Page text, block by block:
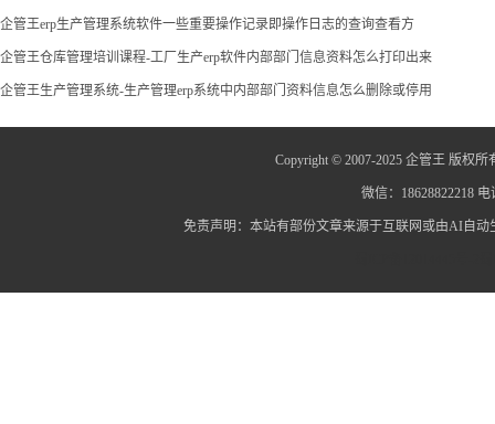
企管王erp生产管理系统软件一些重要操作记录即操作日志的查询查看方
企管王仓库管理培训课程-工厂生产erp软件内部部门信息资料怎么打印出来
企管王生产管理系统-生产管理erp系统中内部部门资料信息怎么删除或停用
Copyright © 2007-2025 企管王 版权所
微信：18628822218
免责声明：本站有部份文章来源于互联网或由AI自